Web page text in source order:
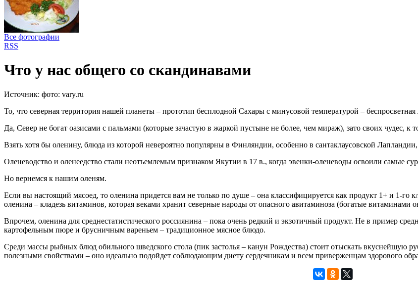
Все фотографии
RSS
Что у нас общего со скандинавами
Источник: фото: vary.ru
То, что северная территория нашей планеты – прототип бесплодной Сахары с минусовой температурой –
Да, Север не богат оазисами с пальмами (которые зачастую в жаркой пустыне не более, чем мираж), зато своих чудес, к
Взять хотя бы оленину, блюда из которой невероятно популярны в Финляндии, особенно в сантаклаусовской
Оленеводство и оленеедство стали неотъемлемым признаком Якутии в 17 в., когда эвенки-оленеводы освоили
Но вернемся к нашим оленям.
Если вы настоящий мясоед, то оленина придется вам не только по душе – она классифицируется как продукт 1+ и 1-го
оленина – кладезь витаминов, которая веками хранит северные народы от опасного авитаминоза (богатые
Впрочем, оленина для среднестатистического россиянина – пока очень редкий и экзотичный продукт. Не в пример
картофельным пюре и брусничным вареньем – традиционное мясное блюдо.
Среди массы рыбных блюд обильного шведского стола (пик застолья – канун Рождества) стоит отыскать вкуснейшую
полезными свойствами – оно идеально подойдет соблюдающим диету сердечникам и всем приверженцам здорового